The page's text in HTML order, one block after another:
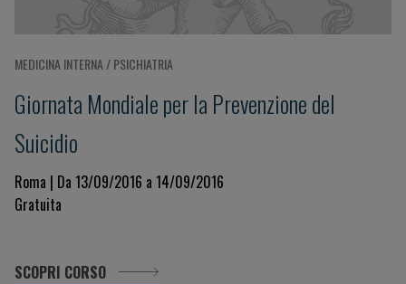
MEDICINA INTERNA / PSICHIATRIA
Giornata Mondiale per la Prevenzione del
Suicidio
Roma | Da 13/09/2016 a 14/09/2016
Gratuita
SCOPRI CORSO